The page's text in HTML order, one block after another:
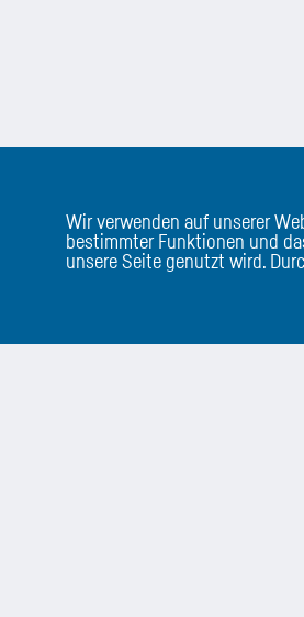
Wir verwenden auf unserer
bestimmter Funktionen und
unsere Seite genutzt wird.